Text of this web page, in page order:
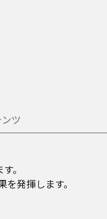
ツ
。
を発揮します。